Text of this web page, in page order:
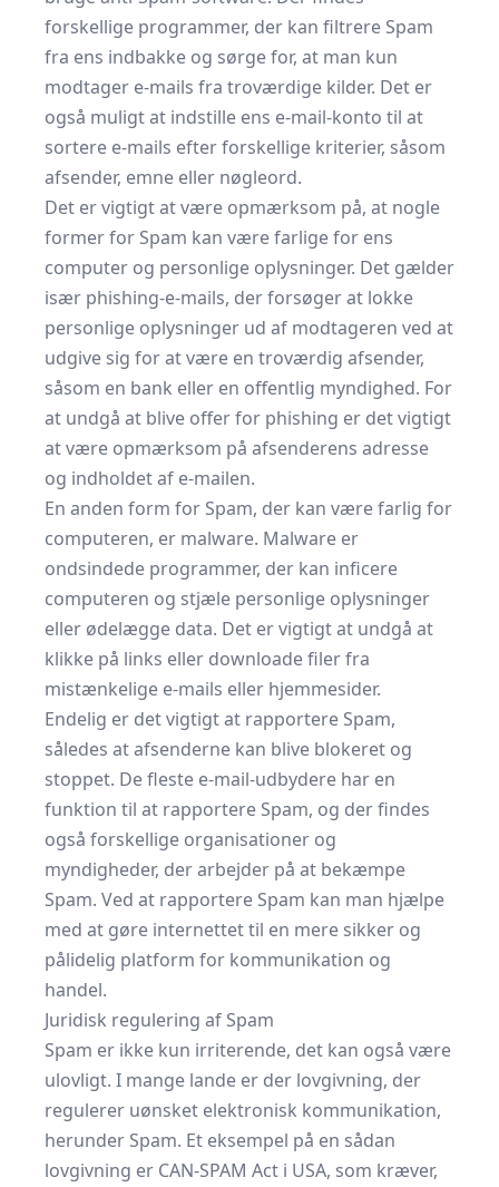
forskellige programmer, der kan filtrere Spam
fra ens indbakke og sørge for, at man kun
modtager e-mails fra troværdige kilder. Det er
også muligt at indstille ens e-mail-konto til at
sortere e-mails efter forskellige kriterier, såsom
afsender, emne eller nøgleord.
Det er vigtigt at være opmærksom på, at nogle
former for Spam kan være farlige for ens
computer og personlige oplysninger. Det gælder
især phishing-e-mails, der forsøger at lokke
personlige oplysninger ud af modtageren ved at
udgive sig for at være en troværdig afsender,
såsom en bank eller en offentlig myndighed. For
at undgå at blive offer for phishing er det vigtigt
at være opmærksom på afsenderens adresse
og indholdet af e-mailen.
En anden form for Spam, der kan være farlig for
computeren, er malware. Malware er
ondsindede programmer, der kan inficere
computeren og stjæle personlige oplysninger
eller ødelægge data. Det er vigtigt at undgå at
klikke på links eller downloade filer fra
mistænkelige e-mails eller hjemmesider.
Endelig er det vigtigt at rapportere Spam,
således at afsenderne kan blive blokeret og
stoppet. De fleste e-mail-udbydere har en
funktion til at rapportere Spam, og der findes
også forskellige organisationer og
myndigheder, der arbejder på at bekæmpe
Spam. Ved at rapportere Spam kan man hjælpe
med at gøre internettet til en mere sikker og
pålidelig platform for kommunikation og
handel.
Juridisk regulering af Spam
Spam er ikke kun irriterende, det kan også være
ulovligt. I mange lande er der lovgivning, der
regulerer uønsket elektronisk kommunikation,
herunder Spam. Et eksempel på en sådan
lovgivning er CAN-SPAM Act i USA, som kræver,